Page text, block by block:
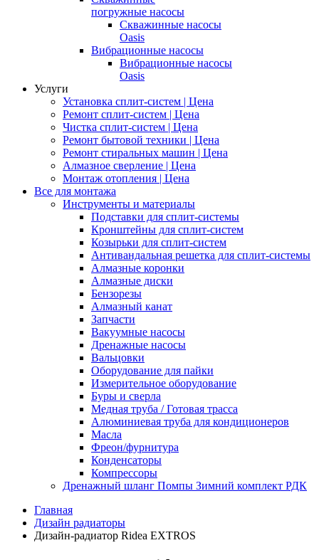
погружные насосы
Скважинные насосы
Oasis
Вибрационные насосы
Вибрационные насосы
Oasis
Услуги
Установка сплит-систем | Цена
Ремонт сплит-систем | Цена
Чистка сплит-систем | Цена
Ремонт бытовой техники | Цена
Ремонт стиральных машин | Цена
Алмазное сверление | Цена
Монтаж отопления | Цена
Все для монтажа
Инструменты и материалы
Подставки для сплит-системы
Кронштейны для сплит-систем
Козырьки для сплит-систем
Антивандальная решетка для сплит-системы
Алмазные коронки
Алмазные диски
Бензорезы
Алмазный канат
Запчасти
Вакуумные насосы
Дренажные насосы
Вальцовки
Оборудование для пайки
Измерительное оборудование
Буры и сверла
Медная труба / Готовая трасса
Алюминиевая труба для кондиционеров
Масла
Фреон/фурнитура
Конденсаторы
Компрессоры
Дренажный шланг Помпы Зимний комплект РДК
Главная
Дизайн радиаторы
Дизайн-радиатор Ridea EXTROS